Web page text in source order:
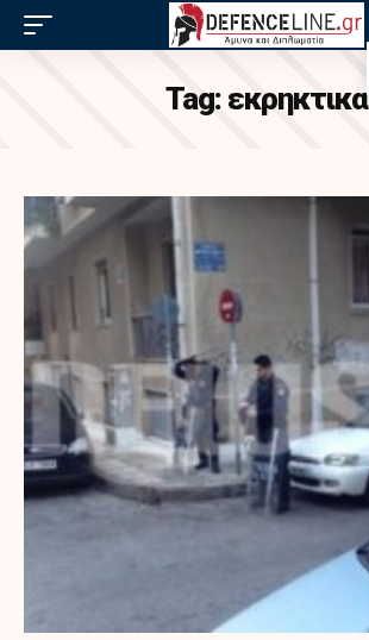
Tag: εκρηκτικα